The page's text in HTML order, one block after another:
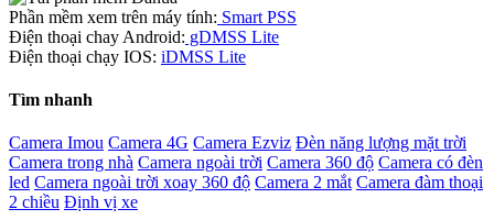
Phần mềm xem trên máy tính: Smart PSS
Điện thoại chay Android: gDMSS Lite
Điện thoại chạy IOS: iDMSS Lite
Tìm nhanh
Camera Imou Camera 4G Camera Ezviz Đèn năng lượng mặt trời
Camera trong nhà Camera ngoài trời Camera 360 độ Camera có đèn
led Camera ngoài trời xoay 360 độ Camera 2 mắt Camera đàm thoại
2 chiều Định vị xe